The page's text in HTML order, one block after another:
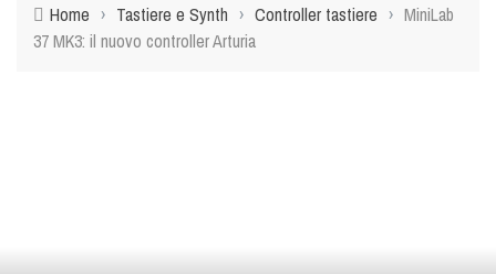
Home › Tastiere e Synth › Controller tastiere › MiniLab
37 MK3: il nuovo controller Arturia